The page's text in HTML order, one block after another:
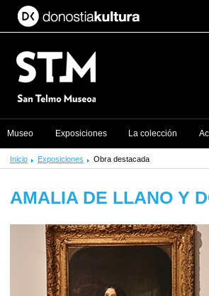
Inicio Exposiciones Obra destacada
AMALIA DE LLANO Y
Museo Exposiciones La colección